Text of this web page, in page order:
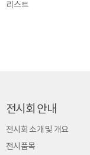
리스트
전시회 안내
전시회 소개 및 개요
전시품목